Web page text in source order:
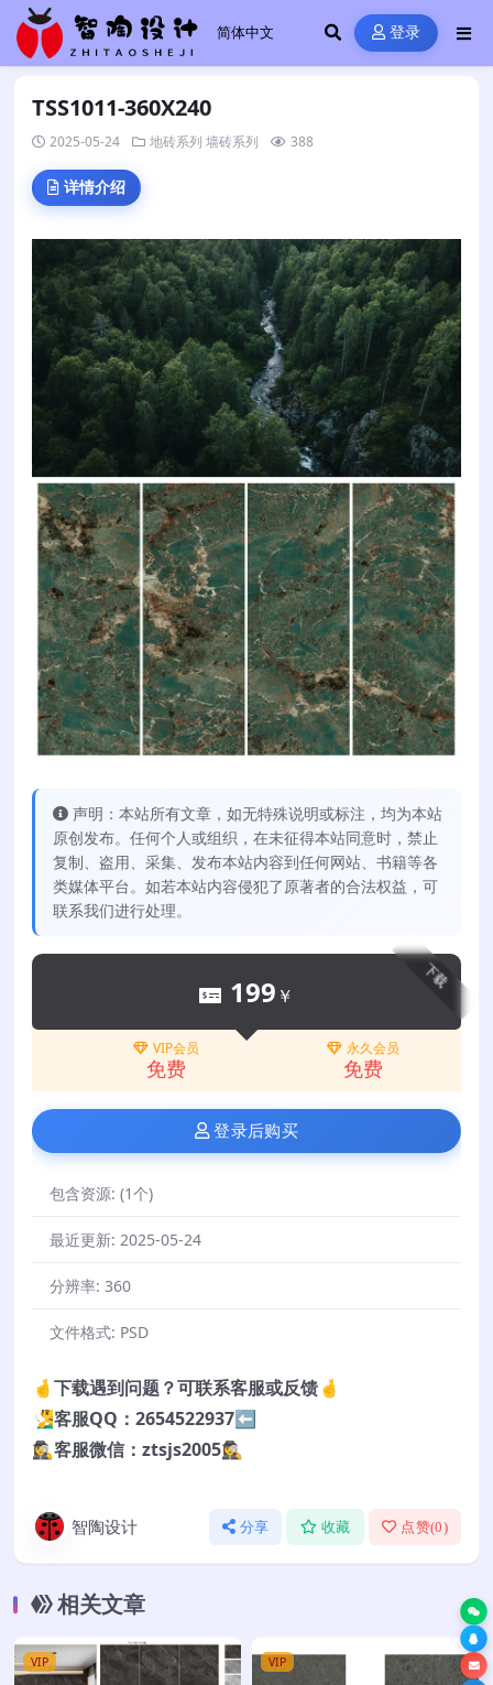
登录
TSS1011-360X240
2025-05-24 地砖系列 墙砖系列 388
详情介绍
声明：本站所有文章，如无特殊说明或标注，均为本站
原创发布。任何个人或组织，在未征得本站同意时，禁止
复制、盗用、采集、发布本站内容到任何网站、书籍等各
类媒体平台。如若本站内容侵犯了原著者的合法权益，可
联系我们进行处理。
下载
199 ￥
VIP会员
免费
永久会员
免费
登录后购买
包含资源: (1个)
最近更新: 2025-05-24
分辨率: 360
文件格式: PSD
🤞下载遇到问题？可联系客服或反馈🤞
🧏‍♂️客服QQ：2654522937⬅️
🕵️‍♀️客服微信：ztsjs2005🕵️‍♀️
智陶设计 分享 收藏 点赞(0)
相关文章
VIP VIP